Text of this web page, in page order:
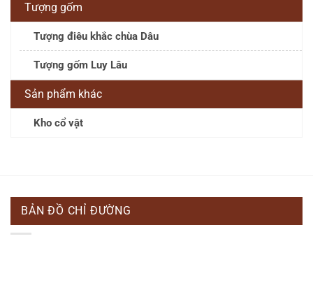
Tượng gốm
Tượng điêu khắc chùa Dâu
Tượng gốm Luy Lâu
Sản phẩm khác
Kho cổ vật
BẢN ĐỒ CHỈ ĐƯỜNG